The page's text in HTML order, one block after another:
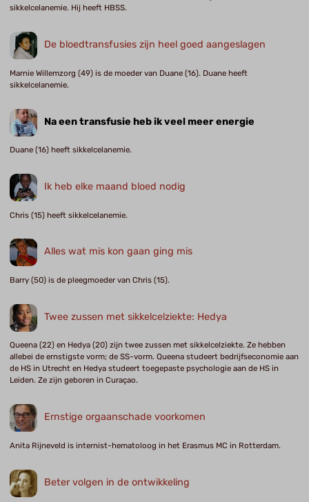
sikkelcelanemie. Hij heeft HBSS.
De bloedtransfusies zijn heel goed aangeslagen
Marnie Willemzorg (49) is de moeder van Duane (16). Duane heeft
sikkelcelanemie.
Na een transfusie heb ik veel meer energie
Duane (16) heeft sikkelcelanemie.
Ik heb elke maand bloed nodig
Chris (15) heeft sikkelcelanemie.
Alles wat mis kon gaan ging mis
Barry (50) is de pleegmoeder van Chris (15).
Twee zussen met sikkelcelziekte: Hedya
Queena (22) en Hedya (20) zijn twee zussen met sikkelcelziekte. Ze hebben
allebei de ernstigste vorm; de SS-vorm. Queena studeert bedrijfseconomie aan
de HS in Utrecht en Hedya studeert toegepaste psychologie aan de HS in
Leiden. Ze zijn geboren in Curaçao.
Ernstige orgaanschade voorkomen
Anita Rijneveld is internist-hematoloog in het Erasmus MC in Rotterdam.
Beter volgen in de ontwikkeling